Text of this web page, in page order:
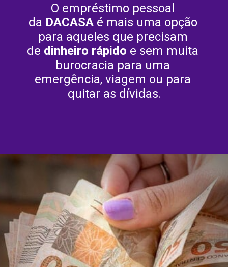
O empréstimo pessoal
da DACASA é mais uma opção
para aqueles que precisam
de dinheiro rápido e sem muita
burocracia para uma
emergência, viagem ou para
quitar as dívidas.